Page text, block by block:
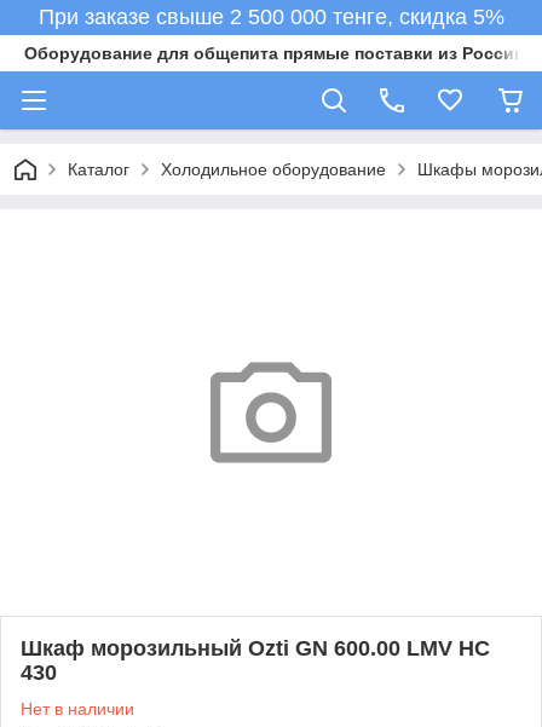
При заказе свыше 2 500 000 тенге, скидка 5%
Оборудование для общепита прямые поставки из России в
Каталог Холодильное оборудование Шкафы
Шкаф морозильный Ozti GN 600.00 LMV HC
430
Нет в наличии